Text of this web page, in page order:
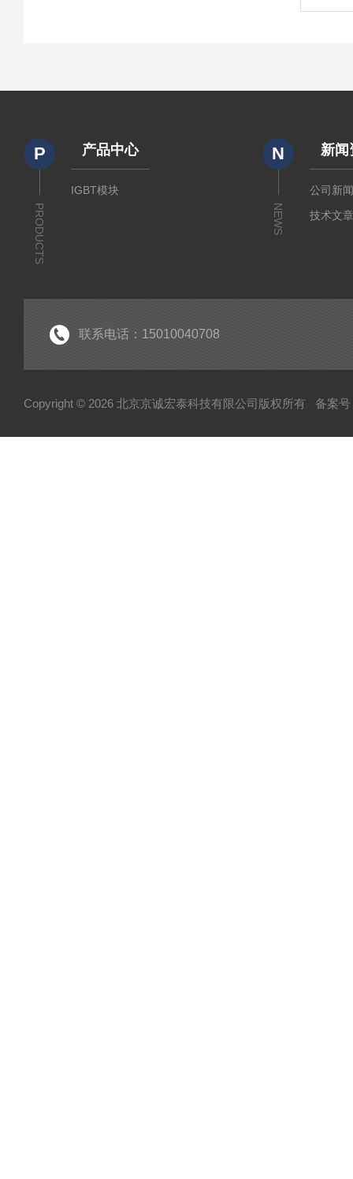
P
PRODUCTS
产品中心
IGBT模块
N
NEWS
新闻
公司新
技术文
联系电话：15010040708
Copyright © 2026 北京京诚宏泰科技有限公司版权所有 备案号